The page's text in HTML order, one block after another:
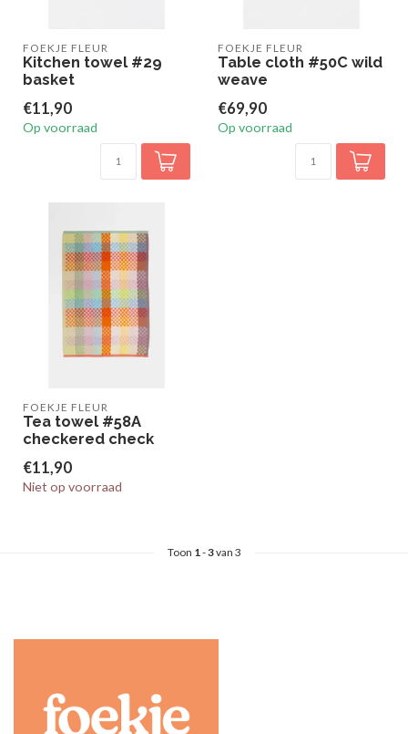
FOEKJE FLEUR
Kitchen towel #29
basket
€11,90
Op voorraad
FOEKJE FLEUR
Table cloth #50C wild
weave
€69,90
Op voorraad
FOEKJE FLEUR
Tea towel #58A
checkered check
€11,90
Niet op voorraad
Toon 1-3van 3